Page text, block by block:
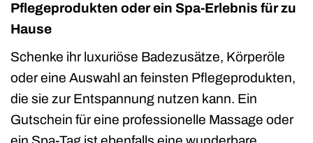
Pflegeprodukten oder ein Spa-Erlebnis für zu
Hause
Schenke ihr luxuriöse Badezusätze, Körperöle
oder eine Auswahl an feinsten Pflegeprodukten,
die sie zur Entspannung nutzen kann. Ein
Gutschein für eine professionelle Massage oder